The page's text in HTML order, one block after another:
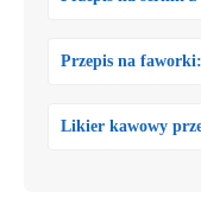
Przepis na
Likier kawowy